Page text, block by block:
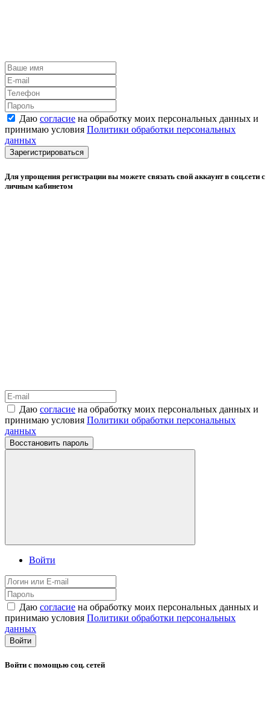
Даю согласие на обработку моих персональных данных и
принимаю условия Политики обработки персональных
данных
Зарегистрироваться
Для упрощения регистрации вы можете связать свой аккаунт в соц.сети с
личным кабинетом
Даю согласие на обработку моих персональных данных и
принимаю условия Политики обработки персональных
данных
Восстановить пароль
Войти
Даю согласие на обработку моих персональных данных и
принимаю условия Политики обработки персональных
данных
Войти
Войти с помощью соц. сетей